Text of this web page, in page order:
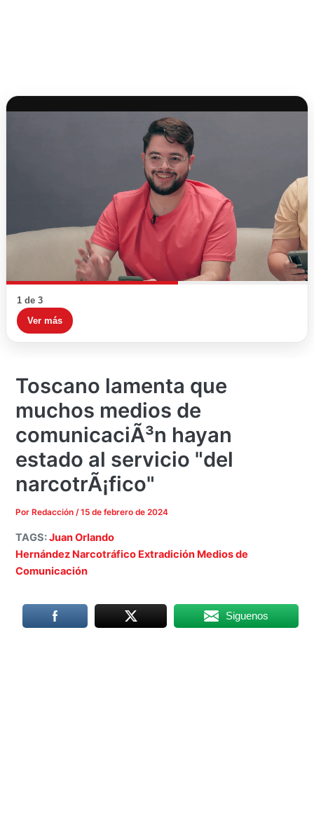
1 de 3
Ver más
Toscano lamenta que
muchos medios de
comunicaciÃ³n hayan
estado al servicio "del
narcotrÃ¡fico"
Por Redacción/15 de febrero de 2024
TAGS:Juan Orlando
Hernández Narcotráfico Extradición Medios de
Comunicación
Siguenos